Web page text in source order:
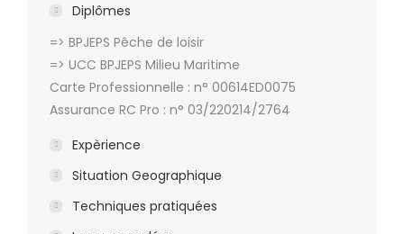
Diplômes
=> BPJEPS Pêche de loisir
=> UCC BPJEPS Milieu Maritime
Carte Professionnelle : n° 00614ED0075
Assurance RC Pro : n° 03/220214/2764
Expèrience
Situation Geographique
Techniques pratiquées